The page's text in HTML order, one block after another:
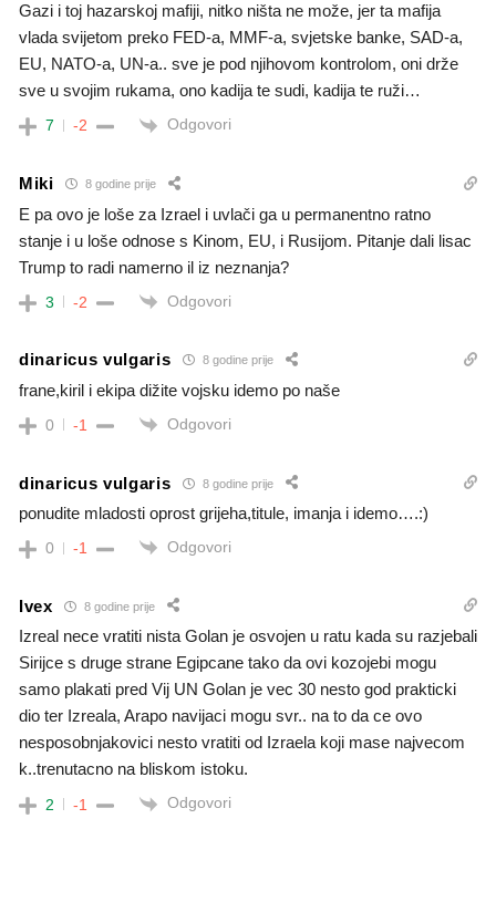
Gazi i toj hazarskoj mafiji, nitko ništa ne može, jer ta mafija
vlada svijetom preko FED-a, MMF-a, svjetske banke, SAD-a,
EU, NATO-a, UN-a.. sve je pod njihovom kontrolom, oni drže
sve u svojim rukama, ono kadija te sudi, kadija te ruži…
7 -2 Odgovori
Miki 8 godine prije
E pa ovo je loše za Izrael i uvlači ga u permanentno ratno
stanje i u loše odnose s Kinom, EU, i Rusijom. Pitanje dali lisac
Trump to radi namerno il iz neznanja?
3 -2 Odgovori
dinaricus vulgaris 8 godine prije
frane,kiril i ekipa dižite vojsku idemo po naše
0 -1 Odgovori
dinaricus vulgaris 8 godine prije
ponudite mladosti oprost grijeha,titule, imanja i idemo….:)
0 -1 Odgovori
Ivex 8 godine prije
Izreal nece vratiti nista Golan je osvojen u ratu kada su razjebali
Sirijce s druge strane Egipcane tako da ovi kozojebi mogu
samo plakati pred Vij UN Golan je vec 30 nesto god prakticki
dio ter Izreala, Arapo navijaci mogu svr.. na to da ce ovo
nesposobnjakovici nesto vratiti od Izraela koji mase najvecom
k..trenutacno na bliskom istoku.
2 -1 Odgovori